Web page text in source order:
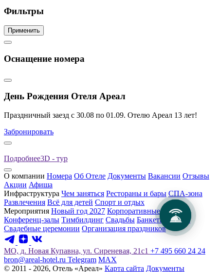
Фильтры
Применить
Оснащение номера
День Рождения Отеля Ареал
Праздничный заезд с 30.08 по 01.09. Отелю Ареал 13 лет!
Забронировать
Подробнее3D - тур
О компании Номера Об Отеле Документы Вакансии Отзывы
Акции Афиша
Инфраструктура Чем заняться Рестораны и бары СПА-зона
Развлечения Всё для детей Спорт и отдых
Мероприятия Новый год 2027 Корпоративные клиенты
Конференц-залы Тимбилдинг Свадьбы Банкетные залы
Свадебные церемонии Организация праздников
МО, д. Новая Купавна, ул. Сиреневая, 21с1 +7 495 660 24 24
bron@areal-hotel.ru Telegram MAX
© 2011 - 2026, Отель «Ареал» Карта сайта Документы